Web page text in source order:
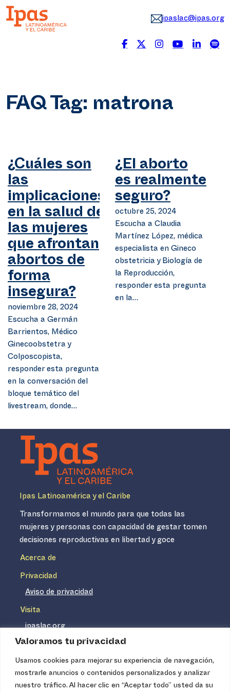
Valoramos tu privacidad
Usamos cookies para mejorar su experiencia de navegación,
mostrarle anuncios o contenidos personalizados y analizar
nuestro tráfico. Al hacer clic en “Aceptar todo” usted da su
ipaslac@ipas.org
FAQ Tag: matrona
¿Cuáles son
las
implicaciones
en la salud de
las mujeres
que afrontan
abortos de
forma
insegura?
noviembre 28, 2024
Escucha a Germán
Barrientos, Médico
Ginecoobstetra y
Colposcopista,
responder esta pregunta
en la conversación del
bloque temático del
livestream, donde…
¿El aborto
es realmente
seguro?
octubre 25, 2024
Escucha a Claudia
Martínez López, médica
especialista en Gineco
obstetricia y Biología de
la Reproducción,
responder esta pregunta
en la…
Ipas Latinoamérica y el Caribe
Transformamos el mundo para que todas las
mujeres y personas con capacidad de gestar tomen
decisiones reproductivas en libertad y goce
Acerca de
Privacidad
Aviso de privacidad
Visita
ipaslac.org
ipasmexico.org
Ipas no es un distribuidor de insumos médicos. Nuestros
servicios se concentran, entre otros, en la difusión de